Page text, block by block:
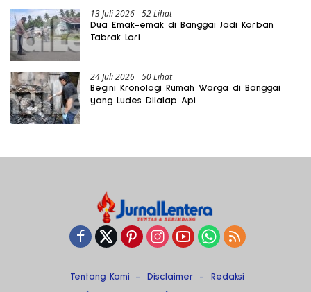
13 Juli 2026 52 Lihat
Dua Emak-emak di Banggai Jadi Korban
Tabrak Lari
24 Juli 2026 50 Lihat
Begini Kronologi Rumah Warga di Banggai
yang Ludes Dilalap Api
Tentang Kami Disclaimer
Redaksi